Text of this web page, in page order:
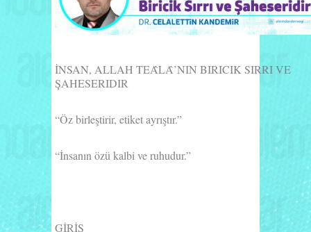
İNSAN, ALLAH TEALÂ’NIN BIRICIK SIRRIVE
ŞAHESERIDIR
“Öz birleştirir, etiket ayrıştır.”
“İnsanın özü kalbi ve ruhudur.”
GİRİŞ